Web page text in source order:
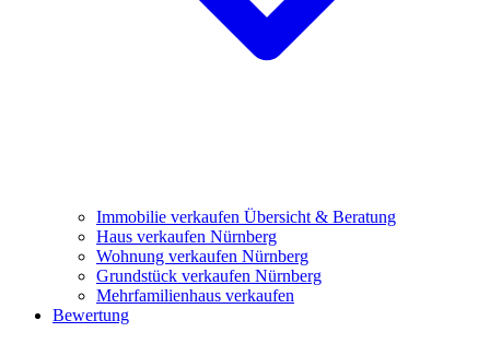
Immobilie verkaufen Übersicht & Beratung
Haus verkaufen Nürnberg
Wohnung verkaufen Nürnberg
Grundstück verkaufen Nürnberg
Mehrfamilienhaus verkaufen
Bewertung